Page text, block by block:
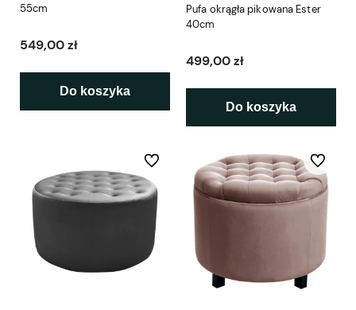
55cm
549,00 zł
Do koszyka
Pufa okrągła pikowana Ester
40cm
499,00 zł
Do koszyka
Do ulubionych Do